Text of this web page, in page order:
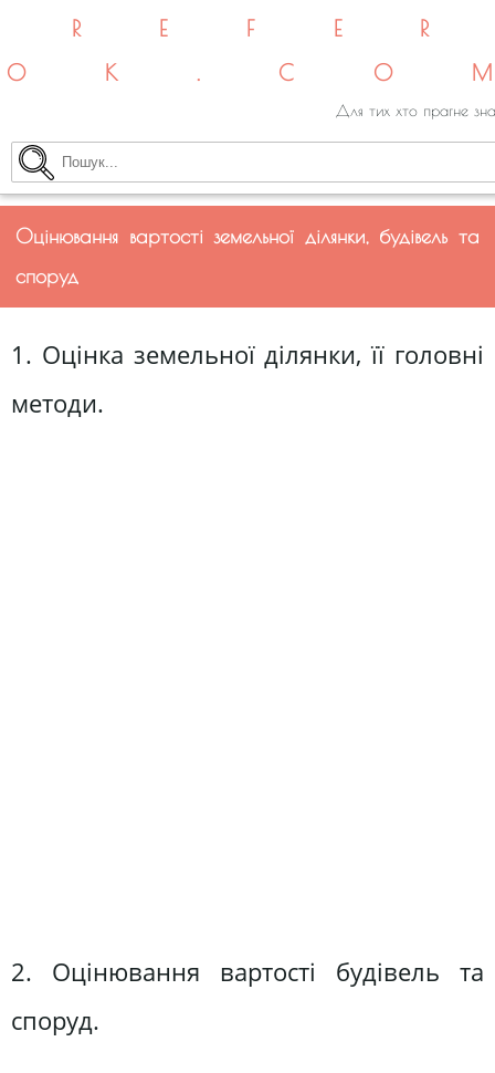
Для тих хто прагне
Оцінювання вартості земельної ділянки, будівель та
споруд
1. Оцінка земельної ділянки, її головні
методи.
2. Оцінювання вартості будівель та
споруд.